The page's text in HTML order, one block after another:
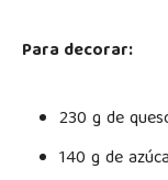
Para decorar:
230 g de
140 g de